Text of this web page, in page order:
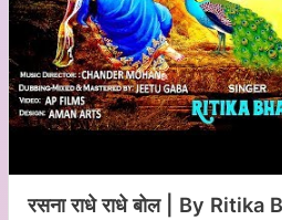
रसना राधे राधे बोल | By Ritika